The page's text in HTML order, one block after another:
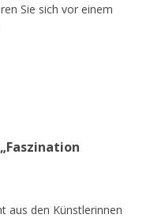
Sie sich vor einem
aus den Künstlerinnen